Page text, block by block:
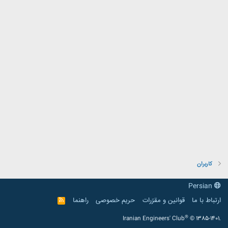
کاربران
ارتباط با ما
قوانین و مقرّرات حریم خصوصی راهنما
R
S
Iranian Engineers' Club® © 1385-1401.